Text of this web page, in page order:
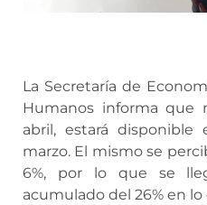
La Secretaría de
Humanos informa que
abril, estará
marzo. El mismo se
6%, por lo que se
acumulado del 26% en